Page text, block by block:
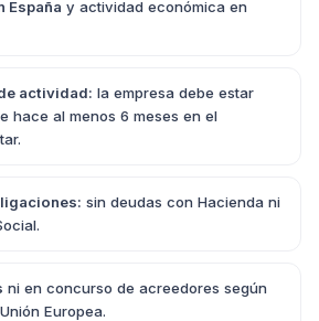
España y actividad económica en
actividad: la empresa debe estar
hace al menos 6 meses en el
sin deudas con Hacienda ni
ni en concurso de acreedores según
Europea.